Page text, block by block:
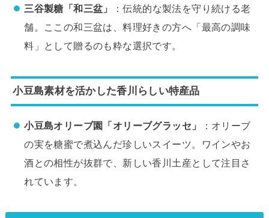
三谷製糖「和三盆」
：伝統的な製法を守り続ける老
舗。ここの和三盆は、料理好きの方へ「最高の調味
料」として贈るのも粋な選択です。
小豆島素材を活かした香川らしい特産品
小豆島オリーブ園「オリーブグラッセ」
：オリーブ
の実を糖蜜で煮込んだ珍しいスイーツ。ワインやお
酒との相性が抜群で、新しい香川土産として注目さ
れています。